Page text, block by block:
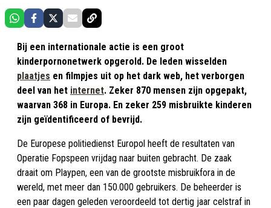
Bij een internationale actie is een groot
kinderpornonetwerk opgerold. De leden wisselden
plaatjes en filmpjes uit op het dark web, het verborgen
deel van het internet. Zeker 870 mensen zijn opgepakt,
waarvan 368 in Europa. En zeker 259 misbruikte kinderen
zijn geïdentificeerd of bevrijd.
De Europese politiedienst Europol heeft de resultaten van
Operatie Fopspeen vrijdag naar buiten gebracht. De zaak
draait om Playpen, een van de grootste misbruikfora in de
wereld, met meer dan 150.000 gebruikers. De beheerder is
een paar dagen geleden veroordeeld tot dertig jaar celstraf in